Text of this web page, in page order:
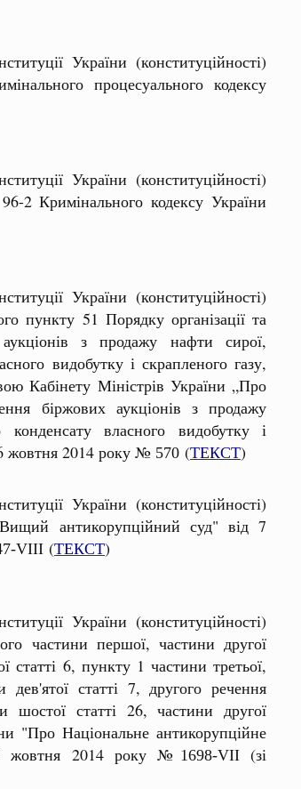
України (конституційності)
процесуального кодексу
України (конституційності)
2 Кримінального кодексу України
України (конституційності)
пункту 51 Порядку організації та
з продажу нафти сирої,
видобутку і скрапленого газу,
Кабінету Міністрів України „Про
біржових аукціонів з продажу
конденсату власного видобутку і
жовтня 2014 року № 570 (ТЕКСТ)
України (конституційності)
антикорупційний суд" від 7
VIII (ТЕКСТ)
України (конституційності)
частини першої, частини другої
статті 6, пункту 1 частини третьої,
дев'ятої статті 7, другого речення
шостої статті 26, частини другої
"Про Національне антикорупційне
жовтня 2014 року № 1698-VII(зі